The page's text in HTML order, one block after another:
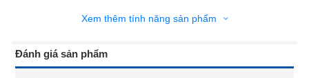
Xem thêm tính năng sản phẩm
Đánh giá sản phẩm